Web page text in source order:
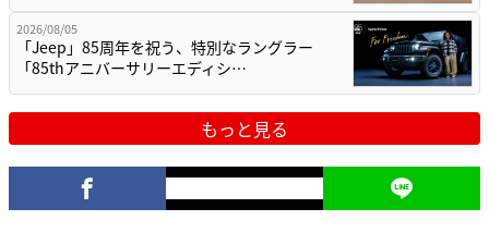
2026/08/05
「Jeep」85周年を祝う、特別なラングラー
「85thアニバーサリーエディシ…
もっと見る